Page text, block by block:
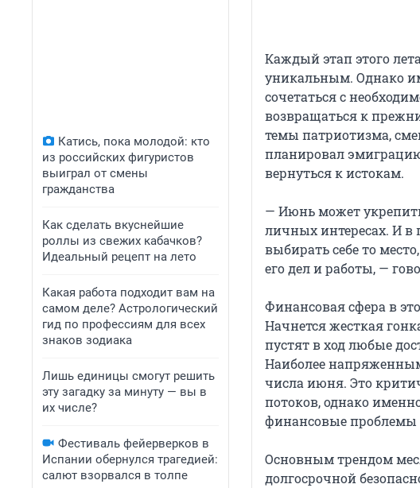
Катись, пока молодой: кто
из российских фигуристов
выиграл от смены
гражданства
Как сделать вкуснейшие
роллы из свежих кабачков?
Идеальный рецепт на лето
Какая работа подходит вам на
самом деле? Астрологический
гид по профессиям для всех
знаков зодиака
Лишь единицы смогут решить
эту загадку за минуту — вы в
их числе?
Фестиваль фейерверков в
Испании обернулся трагедией:
салют взорвался в толпе
Каждый этап этого
уникальным. Однако
сочетаться с
возвращаться к
темы патриотизма,
планировал
вернуться к истокам.
— Июнь может
личных интересах. И
выбирать себе то
его дел и работы, —
Финансовая сфера в
Начнется жесткая
пустят в ход любые
Наиболее
числа июня. Это
потоков, однако
финансовые проблемы
Основным трендом
долгосрочной